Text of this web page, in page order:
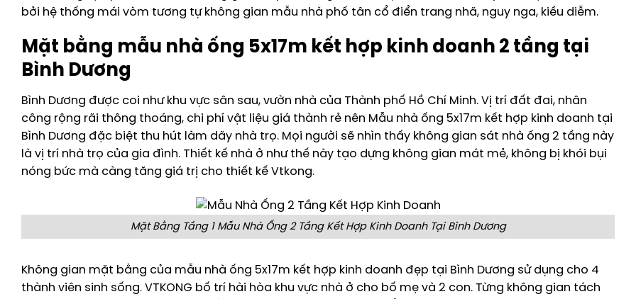
bởi hệ thống mái vòm tương tự không gian mẫu nhà phố tân cổ điển trang nhã, nguy nga, kiều diễm.
Mặt bằng mẫu nhà ống 5x17m kết hợp kinh doanh 2 tầng tại
Bình Dương
Bình Dương được coi như khu vực sân sau, vườn nhà của Thành phố Hồ Chí Minh. Vị trí đất đai, nhân
công rộng rãi thông thoáng, chi phí vật liệu giá thành rẻ nên Mẫu nhà ống 5x17m kết hợp kinh doanh tại
Bình Dương đặc biệt thu hút làm dãy nhà trọ. Mọi người sẽ nhìn thấy không gian sát nhà ống 2 tầng này
là vị trí nhà trọ của gia đình. Thiết kế nhà ở như thế này tạo dựng không gian mát mẻ, không bị khói bụi
nóng bức mà càng tăng giá trị cho thiết kế Vtkong.
Mặt Bằng Tầng 1 Mẫu Nhà Ống 2 Tầng Kết Hợp Kinh Doanh Tại Bình Dương
Không gian mặt bằng của mẫu nhà ống 5x17m kết hợp kinh doanh đẹp tại Bình Dương sử dụng cho 4
thành viên sinh sống. VTKONG bố trí hài hòa khu vực nhà ở cho bố mẹ và 2 con. Từng không gian tách